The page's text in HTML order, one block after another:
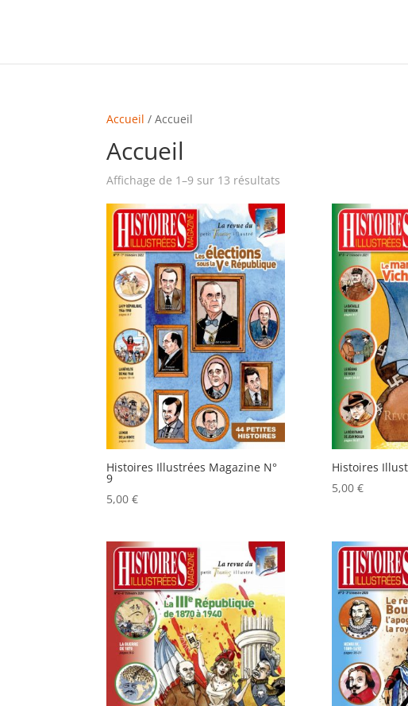
Accueil / Accueil
Accueil
Affichage de 1–9 sur 13 résultats
Histoires Illustrées Magazine N°
9
5,00€
Histoires
5,00 €